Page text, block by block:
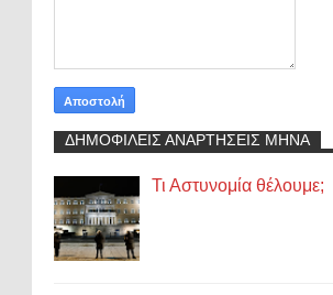
ΔΗΜΟΦΙΛΕΙΣ ΑΝΑΡΤΗΣΕΙΣ ΜΗΝΑ
Τι Αστυνομία θέλουμε;